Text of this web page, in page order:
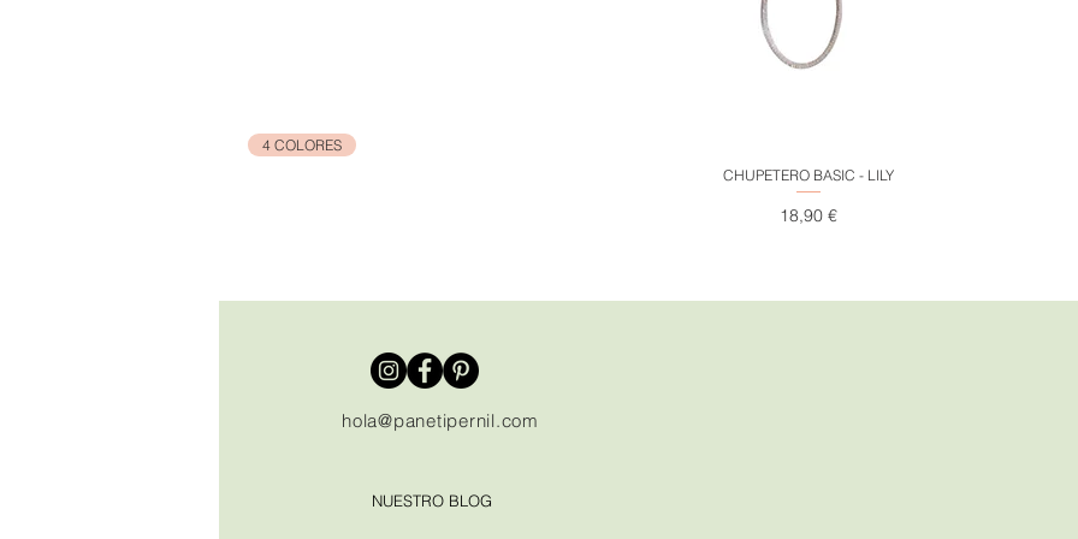
4 COLORES
CHUPETERO BASIC - LILY
Precio
18,90 €
NUESTRO BLOG
hola@panetipernil.com